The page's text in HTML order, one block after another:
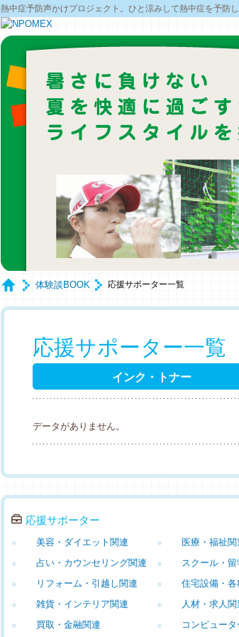
熱中症予防声かけプロジェクト。ひと涼みして熱中症を予防し
体験談BOOK 応援サポーター一覧
応援サポーター一覧
インク・トナー
データがありません。
応援サポーター
美容・ダイエット関連
● 医療・福祉関
●
占い・カウンセリング関連
● スクール・留
●
リフォーム・引越し関連
● 住宅設備・
●
雑貨・インテリア関連
● 人材・求人関
●
買取・金融関連
● コンピュー
●